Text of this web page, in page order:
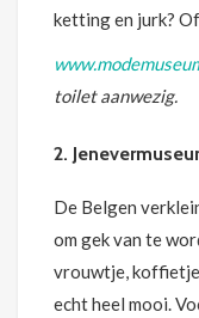
ketting en jurk?
www.modemu
toilet aanwezig.
2.
De Belgen
om gek van te
vrouwtje,
echt heel mooi.